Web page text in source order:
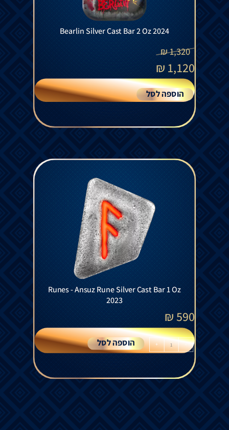
Bearlin Silver Cast Bar 2 Oz 2024
1,320
₪
1,120
₪
הוספה לסל
Runes - Ansuz Rune Silver Cast Bar 1 Oz
2023
590
₪
-
+ הוספה לסל